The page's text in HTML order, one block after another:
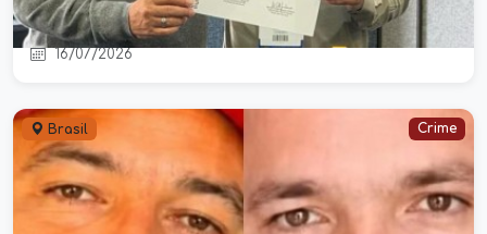
congresso do Conasems
16/07/2026
Brasil Crime